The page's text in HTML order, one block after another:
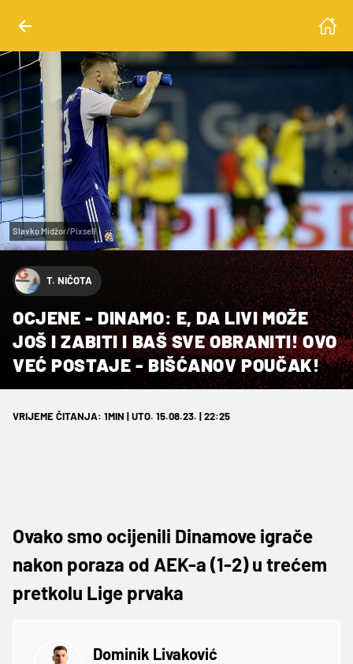
Slavko Midžor/Pixsell
T. NIČOTA
OCJENE - DINAMO: E, DA LIVI MOŽE
JOŠ I ZABITI I BAŠ SVE OBRANITI! OVO
VEĆ POSTAJE - BIŠĆANOV POUČAK!
VRIJEME ČITANJA: 1MIN | UTO. 15.08.23. | 22:25
Ovako smo ocijenili Dinamove igrače
nakon poraza od AEK-a (1-2) u trećem
pretkolu Lige prvaka
Dominik Livaković